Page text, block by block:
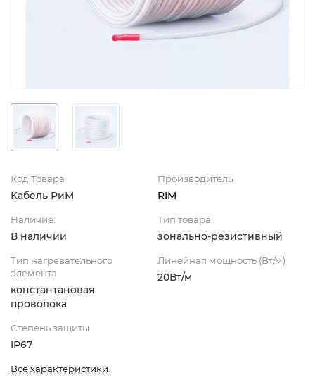
Код Товара
Кабель РиМ
Производитель
RIM
Наличие:
В наличии
Тип товара
зонально-резистивный
Тип нагревательного
элемента
константановая
проволока
Линейная мощность (Вт/м)
20Вт/м
Степень защиты
IP67
Все характеристики